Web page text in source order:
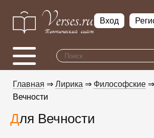
Вход
Главная ⇒ Лирика ⇒ Философские
Вечности
Для Вечности